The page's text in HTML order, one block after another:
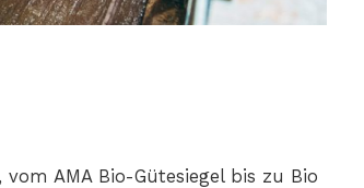
AMA Bio-Gütesiegel bis zu Bio